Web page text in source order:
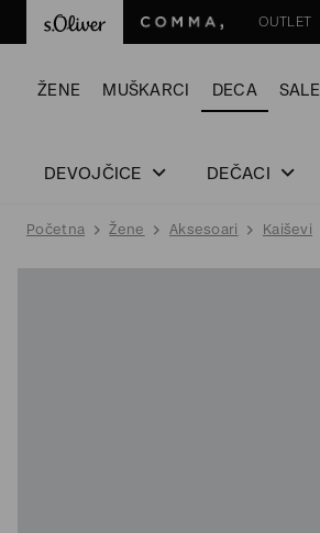
OUTLET
ŽENE MUŠKARCI DECA SALE
DEVOJČICE DEČACI
Početna Žene Aksesoari Kaiševi